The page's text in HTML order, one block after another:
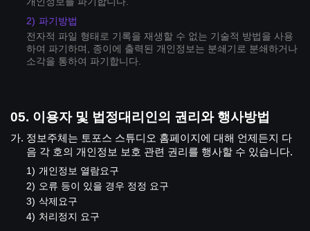
파기방법
전자적 파일 형태로 기록을 재생할 수 없는 기술적 방법을 사용
하여 파기하며, 종이에 출력된 개인정보는 분쇄기로 분쇄하거나
소각을 통하여 파기합니다.
이용자 및 법정대리인의 권리와 행사방법
정보주체는 토포스 스튜디오 홈페이지에 대해 언제든지 다
음 각 호의 개인정보 보호 관련 권리를 행사할 수 있습니다.
개인정보 열람요구
오류 등이 있을 경우 정정 요구
삭제요구
처리정지 요구